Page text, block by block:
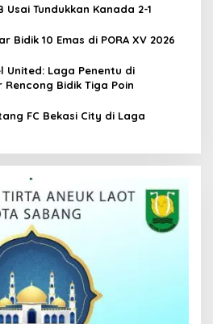
Usai Tundukkan Kanada 2-1
Bidik 10 Emas di PORA XV 2026
United: Laga Penentu di
Bidik Tiga Poin
FC Bekasi City di Laga